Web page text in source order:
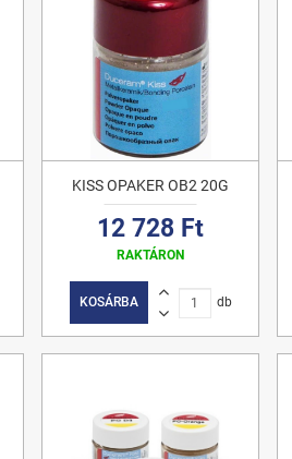
KISS OPAKER OB2 20G
12 728 Ft
RAKTÁRON
KOSÁRBA db